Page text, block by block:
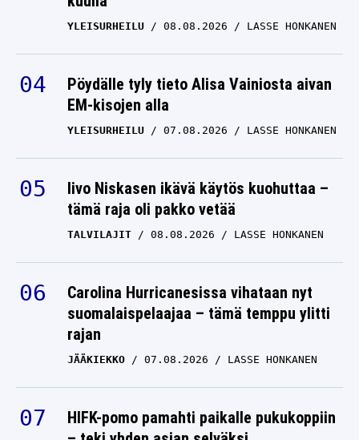
YLEISURHEILU 08.08.2026 LASSE HONKANEN
Pöydälle tyly tieto Alisa Vainiosta aivan
EM-kisojen alla
YLEISURHEILU 07.08.2026 LASSE HONKANEN
Iivo Niskasen ikävä käytös kuohuttaa –
tämä raja oli pakko vetää
TALVILAJIT 08.08.2026 LASSE HONKANEN
Carolina Hurricanesissa vihataan nyt
suomalaispelaajaa – tämä temppu ylitti
rajan
JÄÄKIEKKO 07.08.2026 LASSE HONKANEN
HIFK-pomo pamahti paikalle pukukoppiin